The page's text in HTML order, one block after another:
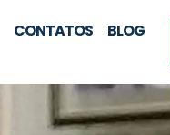
CONTATOS BLOG